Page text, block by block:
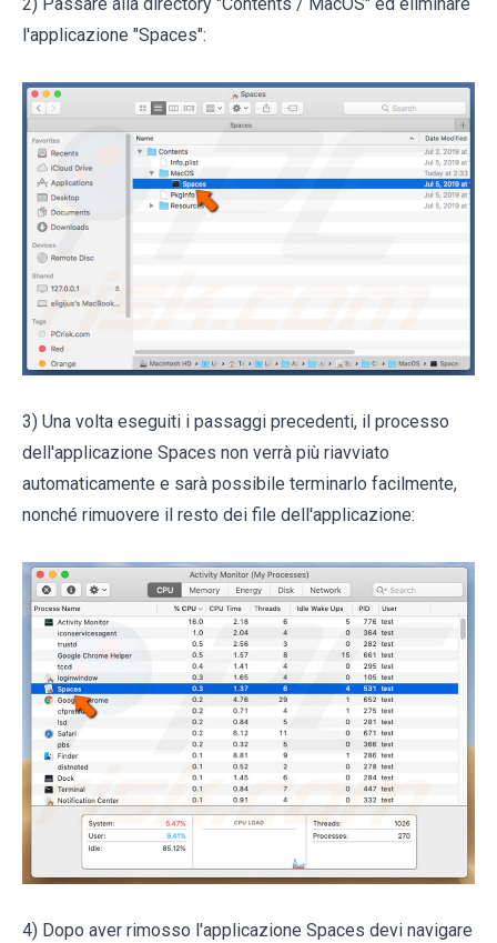
l'applicazione "Spaces":
3) Una volta eseguiti i passaggi precedenti, il processo
dell'applicazione Spaces non verrà più riavviato
automaticamente e sarà possibile terminarlo facilmente,
nonché rimuovere il resto dei file dell'applicazione:
4) Dopo aver rimosso l'applicazione Spaces devi navigare